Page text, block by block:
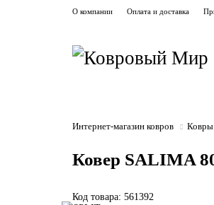
О компании Оплата и доставка
Интернет-магазин ковров Ковры
Ковер SALIMA
Код товара: 561392